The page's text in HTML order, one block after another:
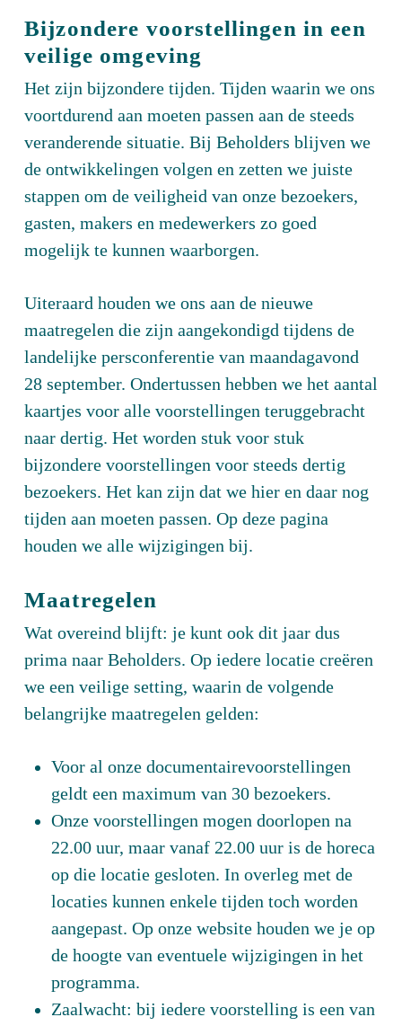
Bijzondere voorstellingen in een
veilige omgeving
Het zijn bijzondere tijden. Tijden waarin we ons
voortdurend aan moeten passen aan de steeds
veranderende situatie. Bij Beholders blijven we
de ontwikkelingen volgen en zetten we juiste
stappen om de veiligheid van onze bezoekers,
gasten, makers en medewerkers zo goed
mogelijk te kunnen waarborgen.
Uiteraard houden we ons aan de nieuwe
maatregelen die zijn aangekondigd tijdens de
landelijke persconferentie van maandagavond
28 september. Ondertussen hebben we het aantal
kaartjes voor alle voorstellingen teruggebracht
naar dertig. Het worden stuk voor stuk
bijzondere voorstellingen voor steeds dertig
bezoekers. Het kan zijn dat we hier en daar nog
tijden aan moeten passen. Op deze pagina
houden we alle wijzigingen bij.
Maatregelen
Wat overeind blijft: je kunt ook dit jaar dus
prima naar Beholders. Op iedere locatie creëren
we een veilige setting, waarin de volgende
belangrijke maatregelen gelden:
Voor al onze documentairevoorstellingen
geldt een maximum van 30 bezoekers.
Onze voorstellingen mogen doorlopen na
22.00 uur, maar vanaf 22.00 uur is de horeca
op die locatie gesloten. In overleg met de
locaties kunnen enkele tijden toch worden
aangepast. Op onze website houden we je op
de hoogte van eventuele wijzigingen in het
programma.
Zaalwacht: bij iedere voorstelling is een van